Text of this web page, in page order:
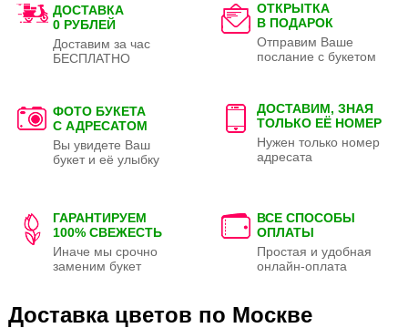
ДОСТАВКА
0 РУБЛЕЙ
Доставим за час
БЕСПЛАТНО
ОТКРЫТКА
В ПОДАРОК
Отправим Ваше
послание с букетом
ФОТО БУКЕТА
С АДРЕСАТОМ
Вы увидете Ваш
букет и её улыбку
ДОСТАВИМ, ЗНАЯ
ТОЛЬКО ЕЁ НОМЕР
Нужен только номер
адресата
ГАРАНТИРУЕМ
100% СВЕЖЕСТЬ
Иначе мы срочно
заменим букет
ВСЕ СПОСОБЫ
ОПЛАТЫ
Простая и удобная
онлайн-оплата
Доставка цветов по Москве